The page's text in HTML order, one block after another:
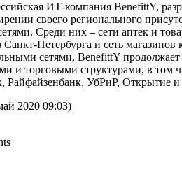
ИТ-компания BenefittY,
своего регионального
Среди них – сети аптек и
Петербурга и сеть
сетями, BenefittY
и торговыми структурами, в том
Райфайзенбанк, УбРиР, Открытие и
2020 09:03)